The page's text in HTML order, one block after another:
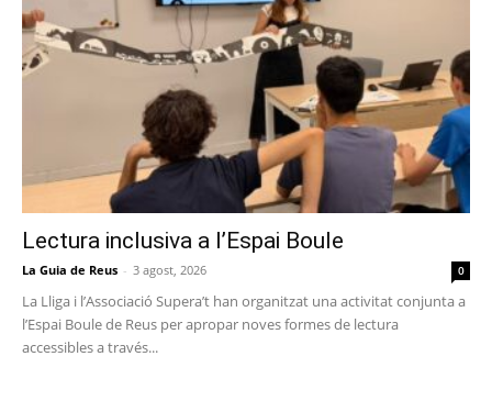
Lectura inclusiva a l’Espai Boule
La Guia de Reus - 3 agost, 2026 0
La Lliga i l’Associació Supera’t han organitzat una activitat conjunta a
l’Espai Boule de Reus per apropar noves formes de lectura
accessibles a través...